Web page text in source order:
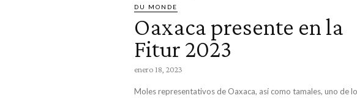
DU MONDE
Oaxaca presente en la
Fitur 2023
enero 18, 2023
Moles representativos de Oaxaca, así como tamales, uno de